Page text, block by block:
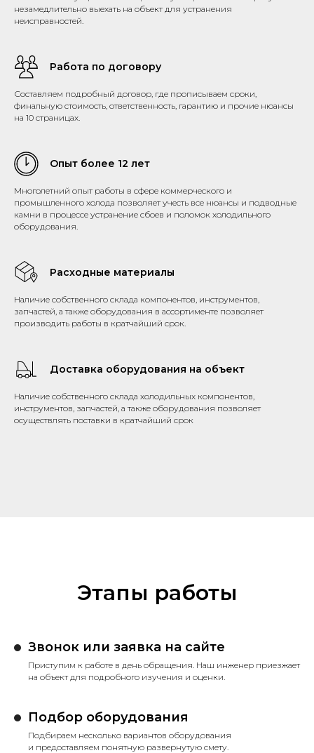
незамедлительно выехать на объект для устранения
неисправностей.
Работа по договору
Составляем подробный договор, где прописываем сроки,
финальную стоимость, ответственность, гарантию и прочие нюансы
на 10 страницах.
Опыт более 12 лет
Многолетний опыт работы в сфере коммерческого и
промышленного холода позволяет учесть все нюансы и подводные
камни в процессе устранение сбоев и поломок холодильного
оборудования.
Расходные материалы
Наличие собственного склада компонентов, инструментов,
запчастей, а также оборудования в ассортименте позволяет
производить работы в кратчайший срок.
Доставка оборудования на объект
Наличие собственного склада холодильных компонентов,
инструментов, запчастей, а также оборудования позволяет
осуществлять поставки в кратчайший срок
Этапы работы
Звонок или заявка на сайте
Приступим к работе в день обращения. Наш инженер приезжает
на объект для подробного изучения и оценки.
Подбор оборудования
Подбираем несколько вариантов оборудования
и предоставляем понятную развернутую смету.